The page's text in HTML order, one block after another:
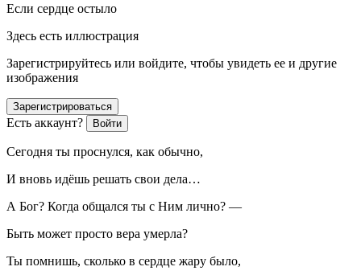
Если сердце остыло
Здесь есть иллюстрация
Зарегистрируйтесь или войдите, чтобы увидеть ее и другие
изображения
Зарегистрироваться
Есть аккаунт? Войти
Сегодня ты проснулся, как обычно,
И вновь идёшь решать свои дела…
А Бог? Когда общался ты с Ним лично? —
Быть может просто вера умерла?
Ты помнишь, сколько в сердце жару было,